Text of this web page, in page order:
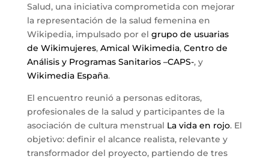
Salud, una iniciativa comprometida con mejorar
la representación de la salud femenina en
Wikipedia, impulsado por el grupo de usuarias
de Wikimujeres, Amical Wikimedia, Centro de
Análisis y Programas Sanitarios –CAPS-, y
Wikimedia España.
El encuentro reunió a personas editoras,
profesionales de la salud y participantes de la
asociación de cultura menstrual La vida en rojo. El
objetivo: definir el alcance realista, relevante y
transformador del proyecto, partiendo de tres